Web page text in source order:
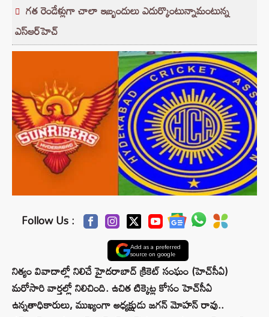
గత రెండేళ్లుగా చాలా ఇబ్బందులు ఎదుర్కొంటున్నామంటున్న
ఎస్‌ఆర్‌హెచ్‌
Follow Us :
Add as a preferred
source on google
నిత్యం వివాదాల్లో నిలిచే హైదరాబాద్‌ క్రికెట్‌ సంఘం (హెచ్‌సీఏ)
మరోసారి వార్తల్లో నిలిచింది. ఉచిత టిక్కెట్ల కోసం హెచ్‌సీఏ
ఉన్నతాధికారులు, ముఖ్యంగా అధ్యక్షుడు జగన్ మోహన్ రావు..